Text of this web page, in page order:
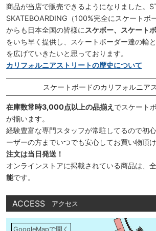
商品が当店で販売できるようになりました。
SKATEBOARDING（100%完全にスケートボ
からも日本全国の皆様に スケボー、スケート
をいち早く提供し、スケートボーダー達の輪
を広げていきたいと思っております。
カリフォルニアストリートの歴史について
スケートボードのカリフォルニア
在庫数常時3,000点以上の品揃え でスケート
が揃います。
経験豊富な専門スタッフが常駐してるので初
ーザーの方までいつでも安心してお買い物頂け
注文は当日発送！
オンラインストアに掲載されている商品は、
能です。
ACCESS アクセス
GoogleMapで開く